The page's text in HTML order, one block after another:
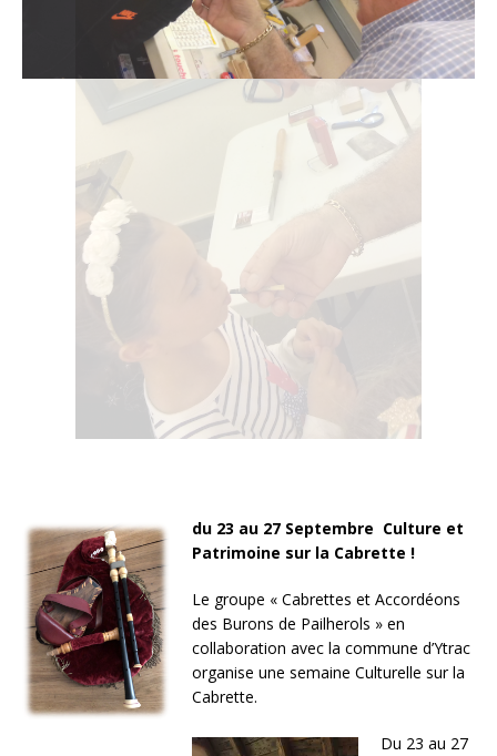
du 23 au 27 Septembre Culture et
Patrimoine sur la Cabrette !
Le groupe « Cabrettes et Accordéons
des Burons de Pailherols » en
collaboration avec la commune d’Ytrac
organise une semaine Culturelle sur la
Cabrette.
Du 23 au 27